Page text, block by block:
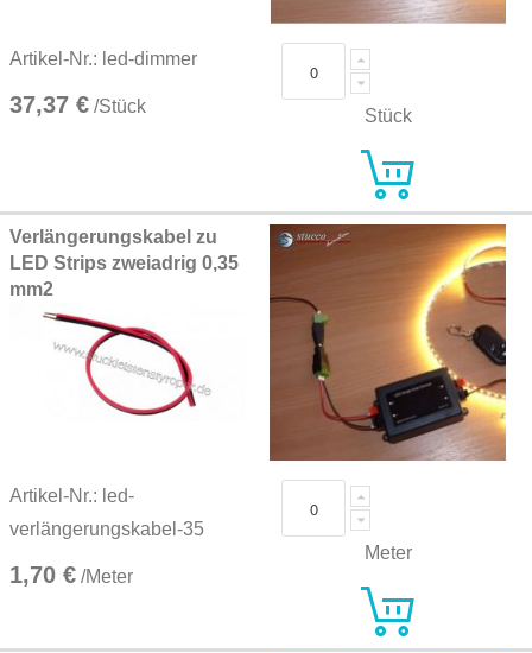
Artikel-Nr.: led-dimmer
37,37 € /Stück Stück
Verlängerungskabel zu
LED Strips zweiadrig 0,35
mm2
Artikel-Nr.: led-
verlängerungskabel-35
1,70 € /Meter
Meter